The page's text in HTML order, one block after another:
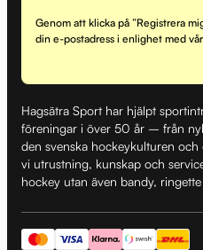
Genom att klicka på ”Registrera
din e-postadress i enlighet med vår
Hagsätra Sport har hjälpt
föreningar i över 50 år – från
den svenska hockeykulturen
vi utrustning, kunskap och
hockey utan även bandy,